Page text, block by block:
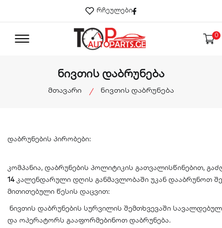
რჩეულები
0
ნივთის დაბრუნება
მთავარი ნივთის დაბრუნება
დაბრუნების პირობები:
კომპანია, დაბრუნების პოლიტიკის გათვალისწინებით,
14კალენდარული დღის განმავლობაში უკან დააბრუნოთ
მითითებული წესის დაცვით:
ნივთის დაბრუნების სურვილის შემთხვევაში
და ოპერატორს გააფორმებინოთ დაბრუნება.